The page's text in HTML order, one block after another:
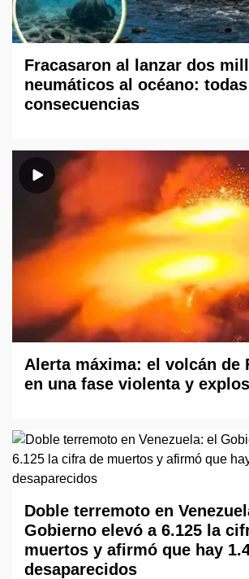
Fracasaron al lanzar dos
neumáticos al océano:
consecuencias
Alerta máxima: el volcán de
en una fase violenta y
Doble terremoto en
Gobierno elevó a 6.125 la
muertos y afirmó que hay
desaparecidos